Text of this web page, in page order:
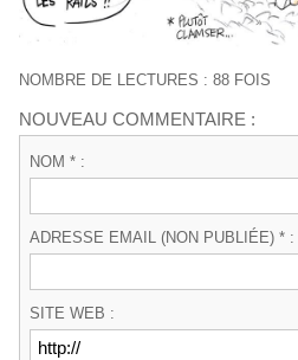
NOMBRE DE LECTURES : 88 FOIS
NOUVEAU COMMENTAIRE :
NOM * :
ADRESSE EMAIL (NON PUBLIÉE) * :
SITE WEB :